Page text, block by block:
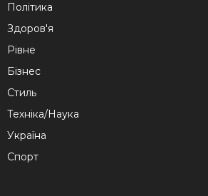
Політика
Здоров'я
Рівне
Бізнес
Стиль
Техніка/Наука
Україна
Спорт